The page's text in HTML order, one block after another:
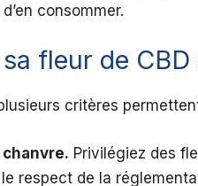
consommer.
fleur de CBD
critères
Privilégiez des
respect de la